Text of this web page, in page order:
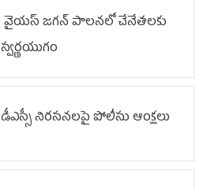
వైయ‌స్ జగన్ పాలనలో చేనేతలకు
స్వర్ణయుగం
డీఎస్సీ నిరసనలపై పోలీసు ఆంక్షలు